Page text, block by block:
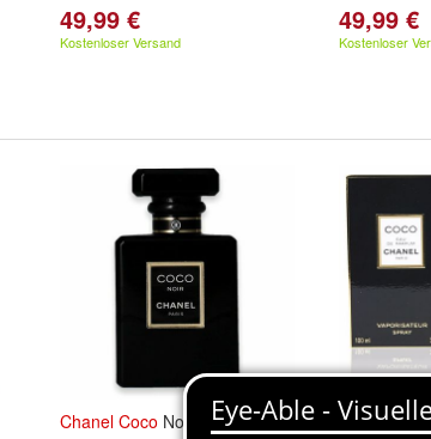
49,99 €
Kostenloser Versand
49,99 €
Kostenloser
Chanel Coco Noir Edp Spray Chanel Coco